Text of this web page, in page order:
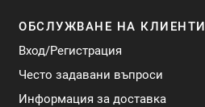
ОБСЛУЖВАНЕ НА КЛИЕНТИ
Вход/Регистрация
Често задавани въпроси
Информация за доставка